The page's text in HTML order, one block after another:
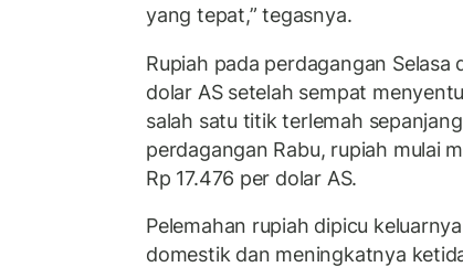
yang tepat,” tegasnya.
Rupiah pada perdagangan Selasa
dolar AS setelah sempat
salah satu titik terlemah
perdagangan Rabu, rupiah mulai
Rp 17.476 per dolar AS.
Pelemahan rupiah dipicu
domestik dan meningkatnya